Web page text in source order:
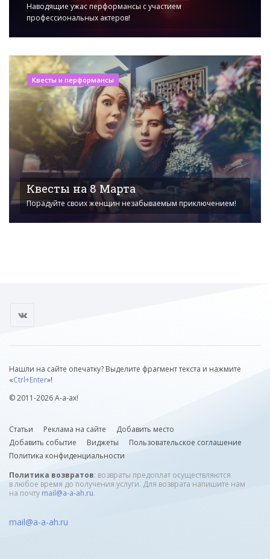
Наводящие ужас перформансы с участием
профессиональных актеров!
Квесты и перформансы
Квесты на 8 Марта
Порадуйте своих женщин незабываемым приключением!
Нашли на сайте опечатку? Выделите фрагмент текста и нажмите
«Ctrl+Enter»!
© 2011-2026 А-а-ах!
Статьи Реклама на сайте
Добавить место
Добавить событие
Виджеты
Пользовательское соглашение
Политика конфиденциальности
Политика возвратов: возвраты предоплат осуществляются
в любое время до получения услуги. Для возврата напишите нам
на почту mail@a-a-ah.ru.
mail@a-a-ah.ru